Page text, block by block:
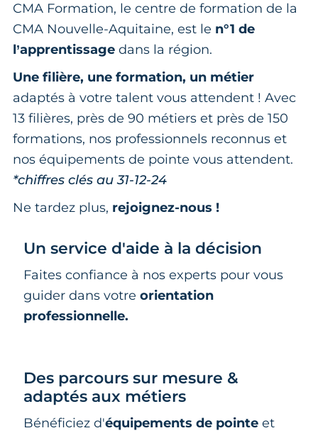
CMA Formation, le centre de formation de la
CMA Nouvelle-Aquitaine, est le n°1 de
l’apprentissage dans la région.
Une filière, une formation, un métier
adaptés à votre talent vous attendent ! Avec
13 filières, près de 90 métiers et près de 150
formations, nos professionnels reconnus et
nos équipements de pointe vous attendent.
*chiffres clés au 31-12-24
Ne tardez plus, rejoignez-nous !
Un service d'aide à la décision
Faites confiance à nos experts pour vous
guider dans votre orientation
professionnelle.
Des parcours sur mesure &
adaptés aux métiers
Bénéficiez d'équipements de pointe et